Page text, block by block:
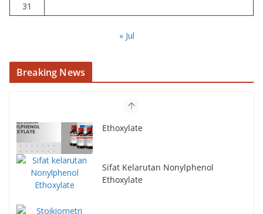
31
« Jul
Breaking News
Sifat Kelarutan Nonylphenol
Stoikiometri Nonylphenol